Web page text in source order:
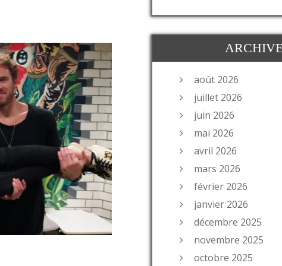
août 2026
juillet 2026
juin 2026
mai 2026
avril 2026
mars 2026
février 2026
janvier 2026
décembre 2025
novembre 2025
octobre 2025